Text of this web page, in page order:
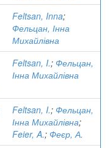
Feltsan, Inna;
Фельцан, Інна
Михайлівна
Feltsan, I.; Фельцан,
Інна Михайлівна
Feltsan, I.; Фельцан,
Інна Михайлівна;
Feier, A.; Феєр, А.